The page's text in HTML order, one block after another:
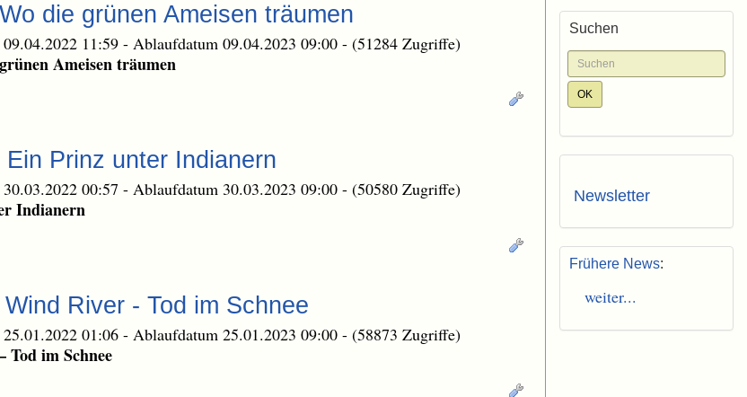
die grünen Ameisen träumen
11:59 - Ablaufdatum 09.04.2023 09:00 - (51284 Zugriffe)
Ameisen träumen
Prinz unter Indianern
00:57 - Ablaufdatum 30.03.2023 09:00 - (50580 Zugriffe)
Indianern
River - Tod im Schnee
01:06 - Ablaufdatum 25.01.2023 09:00 - (58873 Zugriffe)
im Schnee
Suchen
Newsletter
Frühere News:
weiter...